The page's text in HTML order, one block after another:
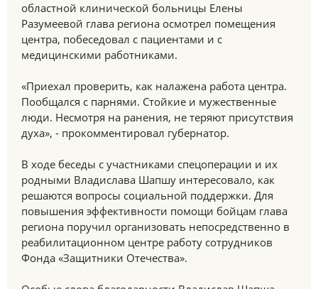
областной клинической больницы Елены
Разумеевой глава региона осмотрел помещения
центра, побеседовал с пациентами и с
медицинскими работниками.
«Приехал проверить, как налажена работа центра.
Пообщался с парнями. Стойкие и мужественные
люди. Несмотря на ранения, не теряют присутствия
духа», - прокомментировал губернатор.
В ходе беседы с участниками спецоперации и их
родными Владислава Шапшу интересовало, как
решаются вопросы социальной поддержки. Для
повышения эффективности помощи бойцам глава
региона поручил организовать непосредственно в
реабилитационном центре работу сотрудников
Фонда «Защитники Отечества».